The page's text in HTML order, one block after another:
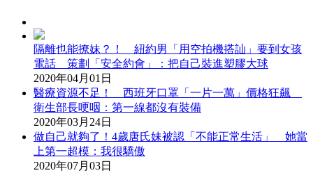
隔離也能撩妹？！ 紐約男「用空拍機搭訕」要到女孩
電話 策劃「安全約會」：把自己裝進塑膠大球
2020年04月01日
醫療資源不足！ 西班牙口罩「一片一萬」價格狂飆
衛生部長哽咽：第一線都沒有裝備
2020年03月24日
做自己就夠了！4歲唐氏妹被認「不能正常生活」 她當
上第一超模：我很驕傲
2020年07月03日